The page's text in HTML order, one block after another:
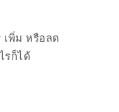
เพิ่ม หรือลด
รก็ได้